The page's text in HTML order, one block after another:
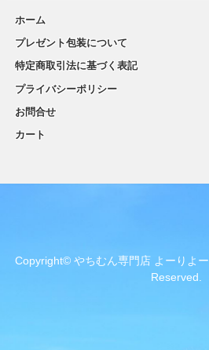
ホーム
プレゼント包装について
特定商取引法に基づく表記
プライバシーポリシー
お問合せ
カート
Copyright© やちむん専門店 よーりよ
Reserved.